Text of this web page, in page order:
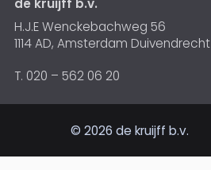
de kruijff b.v.
H.J.E Wenckebachweg 56
1114 AD, Amsterdam Duivendrecht
T. 020 – 562 06 20
© 2026 de kruijff b.v.